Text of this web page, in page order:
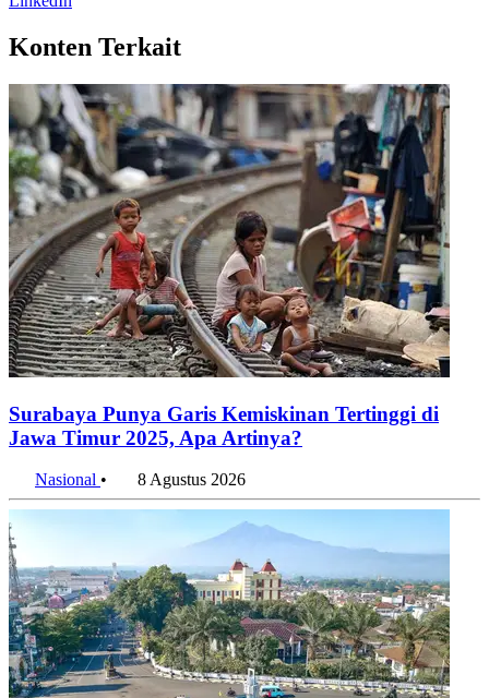
Konten Terkait
Surabaya Punya Garis Kemiskinan Tertinggi di
Jawa Timur 2025, Apa Artinya?
Nasional • 8 Agustus 2026